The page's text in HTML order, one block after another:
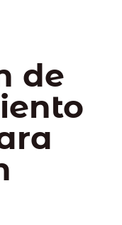
de